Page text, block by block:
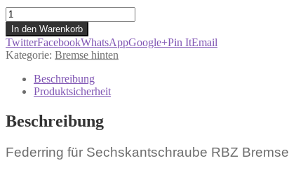
Federring
für
Sechskantschraube
Bremse
hinten
Trabant
Menge
In den Warenkorb
TwitterFacebookWhatsAppGoogle+Pin ItEmail
Kategorie: Bremse hinten
Beschreibung
Produktsicherheit
Beschreibung
Federring für Sechskantschraube RBZ